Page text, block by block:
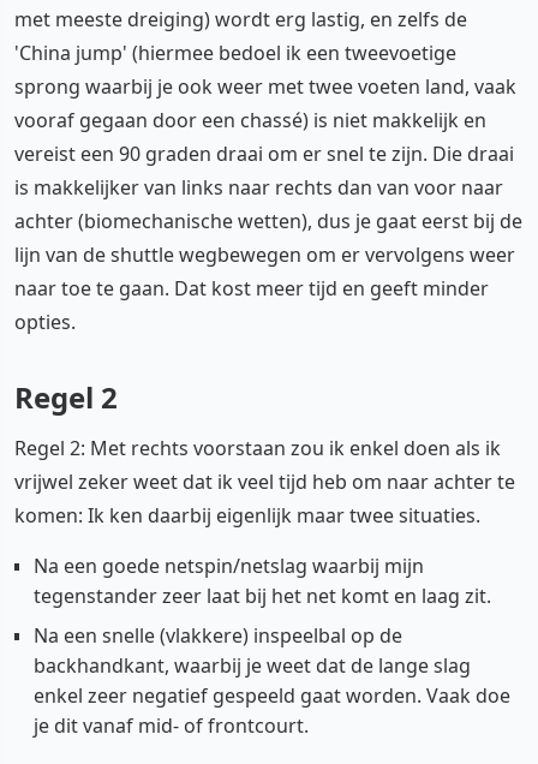
met meeste dreiging) wordt erg lastig, en zelfs de
'China jump' (hiermee bedoel ik een tweevoetige
sprong waarbij je ook weer met twee voeten land, vaak
vooraf gegaan door een chassé) is niet makkelijk en
vereist een 90 graden draai om er snel te zijn. Die draai
is makkelijker van links naar rechts dan van voor naar
achter (biomechanische wetten), dus je gaat eerst bij de
lijn van de shuttle wegbewegen om er vervolgens weer
naar toe te gaan. Dat kost meer tijd en geeft minder
opties.
Regel 2
Regel 2: Met rechts voorstaan zou ik enkel doen als ik
vrijwel zeker weet dat ik veel tijd heb om naar achter te
komen: Ik ken daarbij eigenlijk maar twee situaties.
Na een goede netspin/netslag waarbij mijn
tegenstander zeer laat bij het net komt en laag zit.
Na een snelle (vlakkere) inspeelbal op de
backhandkant, waarbij je weet dat de lange slag
enkel zeer negatief gespeeld gaat worden. Vaak doe
je dit vanaf mid- of frontcourt.